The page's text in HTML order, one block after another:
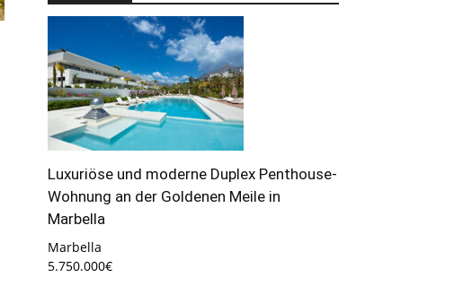
Luxuriöse und moderne Duplex Penthouse-
Wohnung an der Goldenen Meile in
Marbella
Marbella
5.750.000€